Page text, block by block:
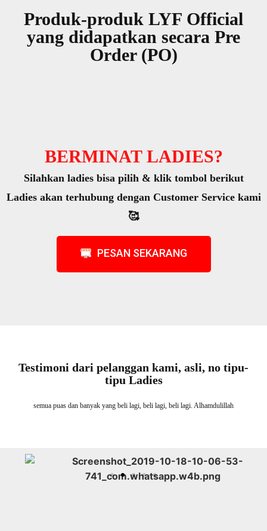
Produk-produk LYF Official
yang didapatkan secara Pre
Order (PO)
BERMINAT LADIES?
Silahkan ladies bisa pilih & klik tombol berikut
Ladies akan terhubung dengan Customer Service kami
🥰
PESAN SEKARANG
Testimoni dari pelanggan kami, asli, no tipu-
tipu Ladies
semua puas dan banyak yang beli lagi, beli lagi, beli lagi. Alhamdulillah